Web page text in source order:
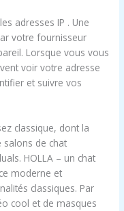
adresses IP . Une
votre fournisseur
Lorsque vous vous
voir votre adresse
et suivre vos
classique, dont la
salons de chat
HOLLA – un chat
moderne et
classiques. Par
cool et de masques